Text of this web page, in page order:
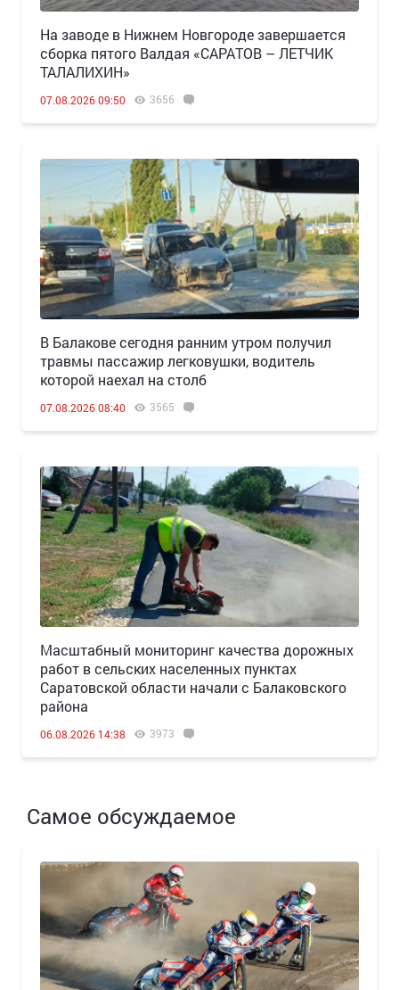
Н️а заводе в Нижнем Новгороде завершается
сборка пятого Валдая «САРАТОВ – ЛЕТЧИК
ТАЛАЛИХИН»
07.08.2026 09:50 3656
В Балакове сегодня ранним утром получил
травмы пассажир легковушки, водитель
которой наехал на столб
07.08.2026 08:40 3565
Масштабный мониторинг качества дорожных
работ в сельских населенных пунктах
Саратовской области начали с Балаковского
района
06.08.2026 14:38 3973
Самое обсуждаемое